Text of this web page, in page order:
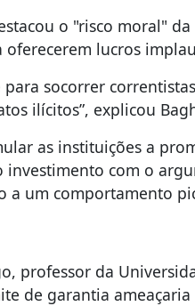
o "risco moral"
lucros
para socorrer
ilícitos”, explicou
as instituições a
investimento com o
a um comportamento
professor da
de garantia ameaçaria